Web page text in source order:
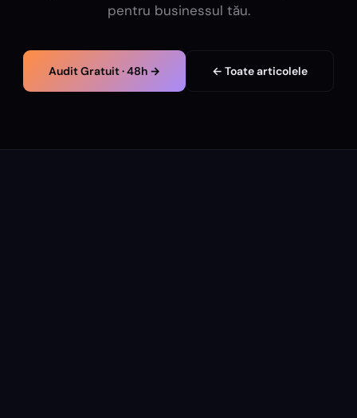
pentru businessul tău.
Audit Gratuit · 48h → ← Toate articolele